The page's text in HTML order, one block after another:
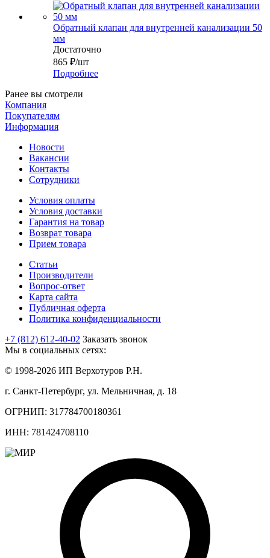
Обратный клапан для внутренней канализации 50
мм
Достаточно
865 ₽/шт
Подробнее
Ранее вы смотрели
Компания
Покупателям
Информация
Новости
Вакансии
Контакты
Сотрудники
Условия оплаты
Условия доставки
Гарантия на товар
Возврат товара
Прием товара
Статьи
Производители
Вопрос-ответ
Карта сайта
Публичная оферта
Политика конфиденциальности
+7 (812) 612-40-02 Заказать звонок
Мы в социальных сетях:
© 1998-2026 ИП Верхотуров Р.Н.
г. Санкт-Петербург, ул. Мельничная, д. 18
ОГРНИП: 317784700180361
ИНН: 781424708110